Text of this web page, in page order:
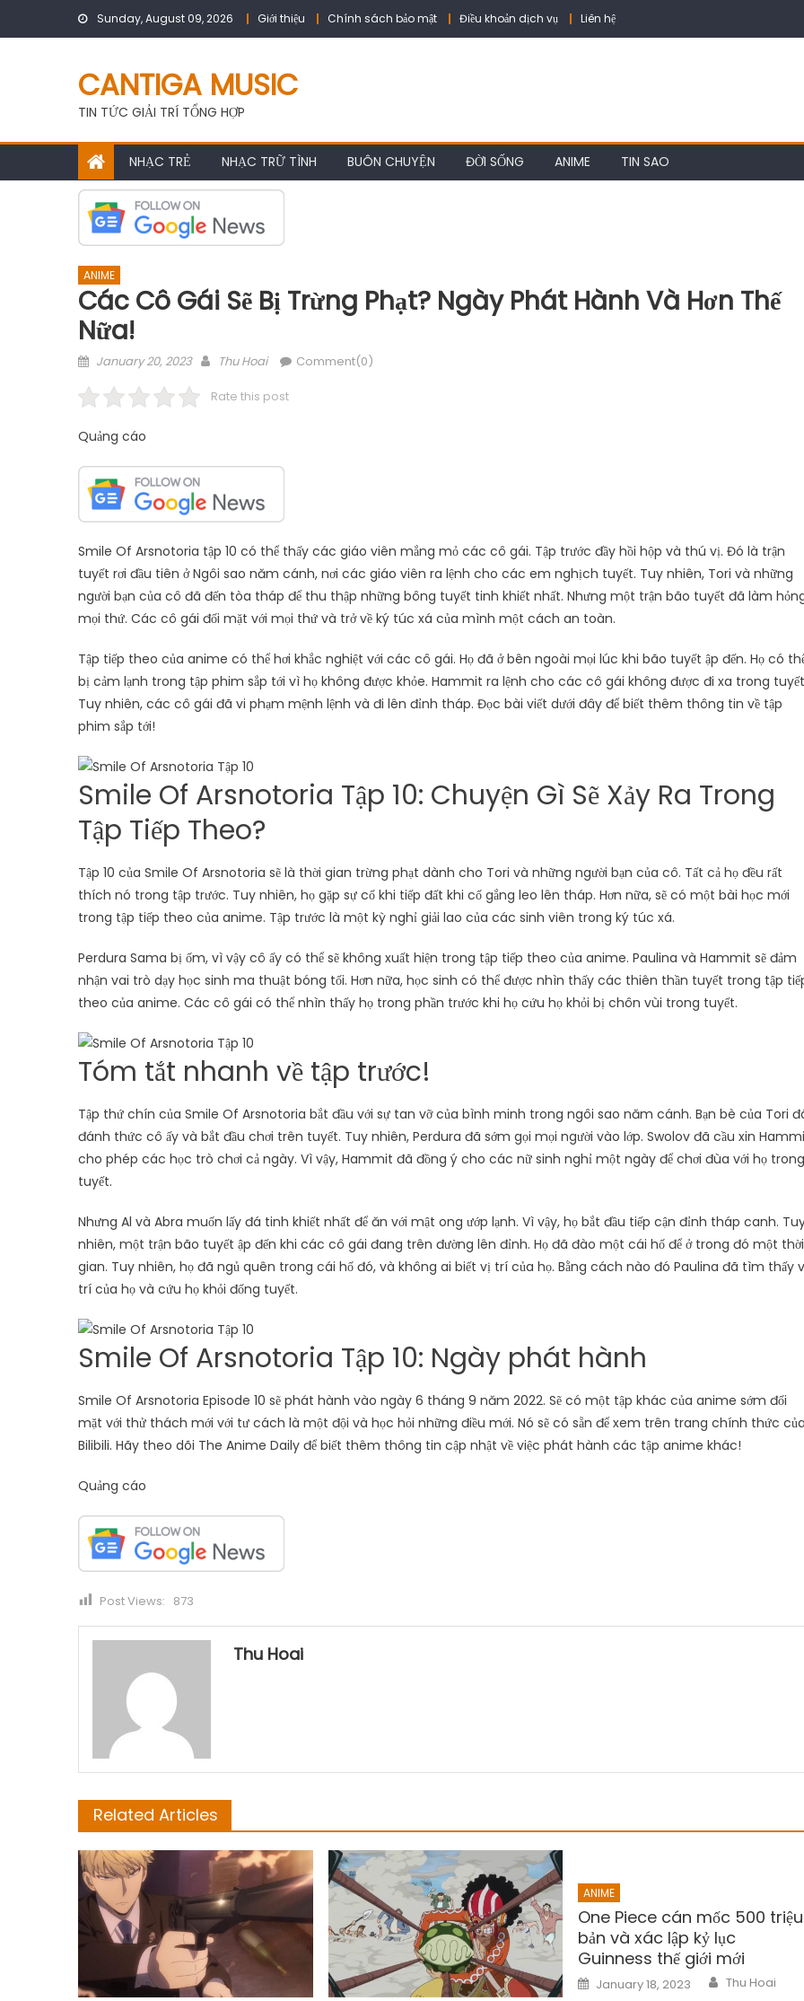
Sunday, August 09, 2026 Giới thiệu Chính sách bảo mật Điều khoản dịch vụ Liên hệ
CANTIGA MUSIC
TIN TỨC GIẢI TRÍ TỔNG HỢP
NHẠC TRẺ NHẠC TRỮ TÌNH BUÔN CHUYỆN ĐỜI SỐNG ANIME TIN SAO
ANIME
Các Cô Gái Sẽ Bị Trừng Phạt? Ngày Phát Hành Và Hơn Thế
Nữa!
Posted
January 20, 2023 Author
Thu Hoai Comment(0)
Rate this post
Quảng cáo
Smile Of Arsnotoria tập 10 có thể thấy các giáo viên mắng mỏ các cô gái. Tập trước đầy hồi hộp và thú vị. Đó là trận
tuyết rơi đầu tiên ở Ngôi sao năm cánh, nơi các giáo viên ra lệnh cho các em nghịch tuyết. Tuy nhiên, Tori và những
người bạn của cô đã đến tòa tháp để thu thập những bông tuyết tinh khiết nhất. Nhưng một trận bão tuyết đã làm
mọi thứ. Các cô gái đối mặt với mọi thứ và trở về ký túc xá của mình một cách an toàn.
Tập tiếp theo của anime có thể hơi khắc nghiệt với các cô gái. Họ đã ở bên ngoài mọi lúc khi bão tuyết ập đến. Họ có
bị cảm lạnh trong tập phim sắp tới vì họ không được khỏe. Hammit ra lệnh cho các cô gái không được đi xa trong
Tuy nhiên, các cô gái đã vi phạm mệnh lệnh và đi lên đỉnh tháp. Đọc bài viết dưới đây để biết thêm thông tin về tập
phim sắp tới!
Smile Of Arsnotoria Tập 10: Chuyện Gì Sẽ Xảy Ra Trong
Tập Tiếp Theo?
Tập 10 của Smile Of Arsnotoria sẽ là thời gian trừng phạt dành cho Tori và những người bạn của cô. Tất cả họ đều rất
thích nó trong tập trước. Tuy nhiên, họ gặp sự cố khi tiếp đất khi cố gắng leo lên tháp. Hơn nữa, sẽ có một bài học mới
trong tập tiếp theo của anime. Tập trước là một kỳ nghỉ giải lao của các sinh viên trong ký túc xá.
Perdura Sama bị ốm, vì vậy cô ấy có thể sẽ không xuất hiện trong tập tiếp theo của anime. Paulina và Hammit sẽ đảm
nhận vai trò dạy học sinh ma thuật bóng tối. Hơn nữa, học sinh có thể được nhìn thấy các thiên thần tuyết trong tập
theo của anime. Các cô gái có thể nhìn thấy họ trong phần trước khi họ cứu họ khỏi bị chôn vùi trong tuyết.
Tóm tắt nhanh về tập trước!
Tập thứ chín của Smile Of Arsnotoria bắt đầu với sự tan vỡ của bình minh trong ngôi sao năm cánh. Bạn bè của Tori
đánh thức cô ấy và bắt đầu chơi trên tuyết. Tuy nhiên, Perdura đã sớm gọi mọi người vào lớp. Swolov đã cầu xin
cho phép các học trò chơi cả ngày. Vì vậy, Hammit đã đồng ý cho các nữ sinh nghỉ một ngày để chơi đùa với họ trong
tuyết.
Nhưng Al và Abra muốn lấy đá tinh khiết nhất để ăn với mật ong ướp lạnh. Vì vậy, họ bắt đầu tiếp cận đỉnh tháp canh.
nhiên, một trận bão tuyết ập đến khi các cô gái đang trên đường lên đỉnh. Họ đã đào một cái hố để ở trong đó một thời
gian. Tuy nhiên, họ đã ngủ quên trong cái hố đó, và không ai biết vị trí của họ. Bằng cách nào đó Paulina đã tìm thấy
trí của họ và cứu họ khỏi đống tuyết.
Smile Of Arsnotoria Tập 10: Ngày phát hành
Smile Of Arsnotoria Episode 10 sẽ phát hành vào ngày 6 tháng 9 năm 2022. Sẽ có một tập khác của anime sớm đối
mặt với thử thách mới với tư cách là một đội và học hỏi những điều mới. Nó sẽ có sẵn để xem trên trang chính thức của
Bilibili. Hãy theo dõi The Anime Daily để biết thêm thông tin cập nhật về việc phát hành các tập anime khác!
Quảng cáo
Post Views: 873
Thu Hoai
Related Articles
ANIME
One Piece cán mốc 500 triệu
bản và xác lập kỷ lục
Guinness thế giới mới
Posted
on
January 18, 2023 Author
Thu Hoai